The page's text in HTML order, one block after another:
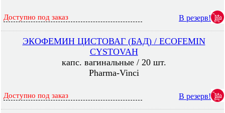
Доступно под заказ В резерв!
ЭКОФЕМИН ЦИСТОВАГ (БАД) / ECOFEMIN
CYSTOVAH
капс. вагинальные / 20 шт.
Pharma-Vinci
Доступно под заказ В резерв!